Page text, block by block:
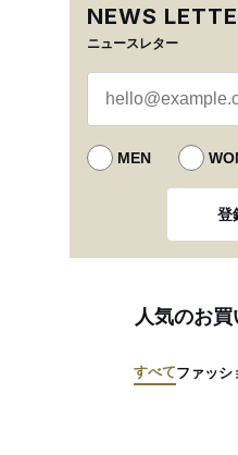
NEWS
ニュースレター
MEN
登
人気のお
すべてファッシ